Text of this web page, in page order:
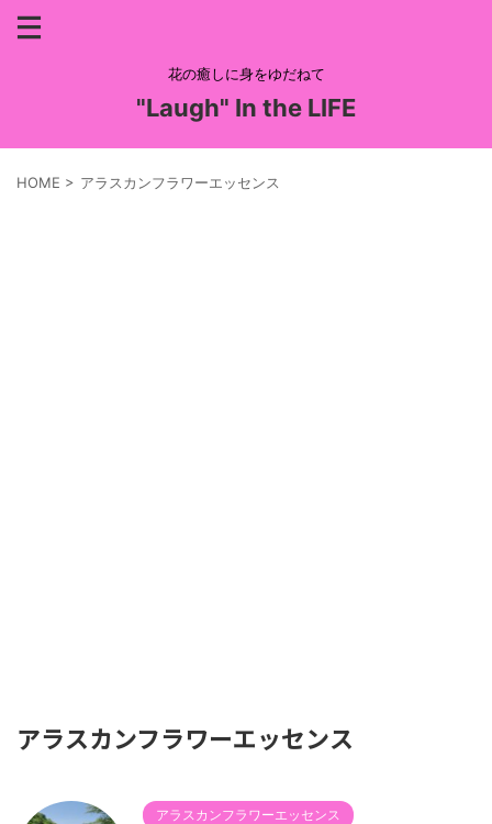
花の癒しに身をゆだねて
"Laugh" In the LIFE
HOME > アラスカンフラワーエッセンス
アラスカンフラワーエッセンス
アラスカンフラワーエッセンス